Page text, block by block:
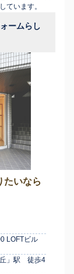
ています。
ームらし
たいなら
LOFTビル
丘」駅 徒歩4